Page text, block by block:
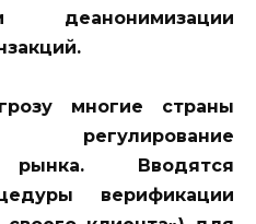
деанонимизации
многие страны
рынка. Вводятся
верификации